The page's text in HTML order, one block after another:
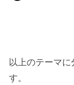
以上のテーマ
す。